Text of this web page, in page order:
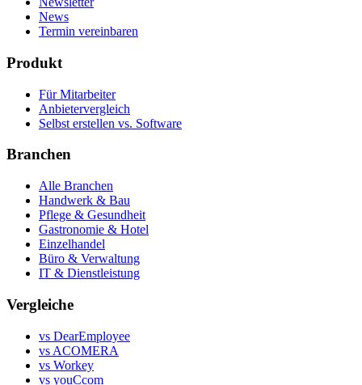
News
Termin vereinbaren
Produkt
Für Mitarbeiter
Anbietervergleich
Selbst erstellen vs. Software
Branchen
Alle Branchen
Handwerk & Bau
Pflege & Gesundheit
Gastronomie & Hotel
Einzelhandel
Büro & Verwaltung
IT & Dienstleistung
Vergleiche
vs DearEmployee
vs ACOMERA
vs Workey
vs youCcom